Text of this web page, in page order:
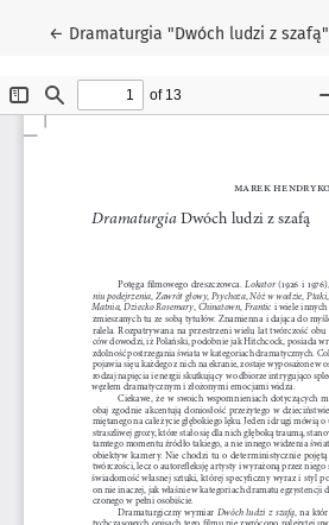
← Wróć do szczegółów artykułu
Dramaturgia "Dwóch ludzi z szafą"